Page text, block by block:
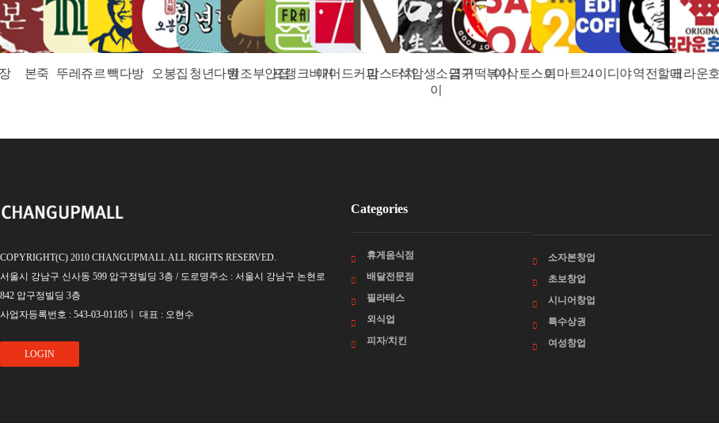
본죽 뚜레쥬르 빽다방 오봉집청년다방원조부안집프랭크버거매머드커피맘스터치석암생소금구엽기떡볶이이삭토스트이마트24 이디야 역전할매크라운호프
COPYRIGHT(C) 2010 CHANGUPMALL ALL RIGHTS RESERVED.
서울시 강남구 신사동 599 압구정빌딩 3층 / 도로명주소 : 서울시 강남구 논현로
842 압구정빌딩 3층
사업자등록번호 : 543-03-01185ㅣ 대표 : 오현수
LOGIN
Categories
휴게음식점
배달전문점
필라테스
외식업
피자/치킨
소자본창업
초보창업
시니어창업
특수상권
여성창업